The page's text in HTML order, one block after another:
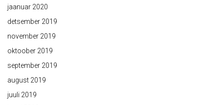
jaanuar 2020
detsember 2019
november 2019
oktoober 2019
september 2019
august 2019
juuli 2019